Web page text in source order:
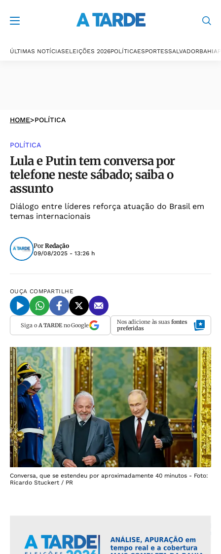
ÚLTIMAS NOTÍCIASELEIÇÕES 2026POLÍTICAESPORTESSALVADORBAHIA
HOME>POLÍTICA
POLÍTICA
Lula e Putin tem conversa por
telefone neste sábado; saiba o
assunto
Diálogo entre líderes reforça atuação do Brasil em
temas internacionais
Por Redação
09/08/2025 - 13:26 h
OUÇA COMPARTILHE
Siga o A TARDEno Google Nos adicione às suas fontes
preferidas
Conversa, que se estendeu por aproximadamente 40 minutos - Foto:
Ricardo Stuckert / PR